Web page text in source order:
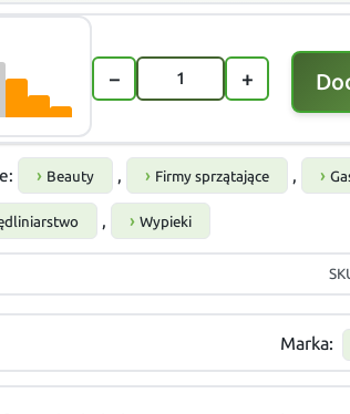
− +
Beauty , Firmy sprzątające ,
, Wypieki
Marka: